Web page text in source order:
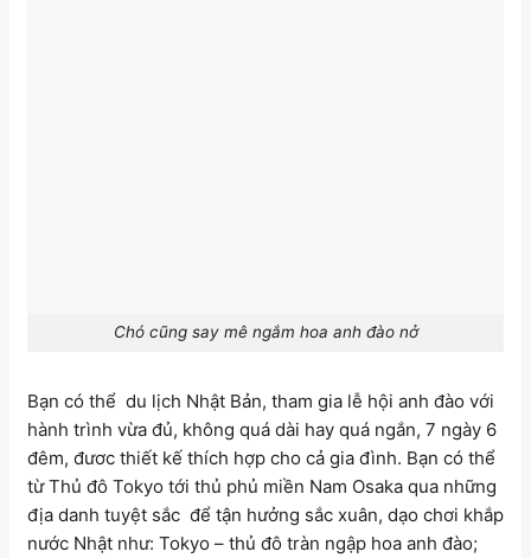
Chó cũng say mê ngắm hoa anh đào nở
Bạn có thể du lịch Nhật Bản, tham gia lễ hội anh đào với
hành trình vừa đủ, không quá dài hay quá ngắn, 7 ngày 6
đêm, đươc thiết kế thích hợp cho cả gia đình. Bạn có thể
từ Thủ đô Tokyo tới thủ phủ miền Nam Osaka qua những
địa danh tuyệt sắc để tận hưởng sắc xuân, dạo chơi khắp
nước Nhật như: Tokyo – thủ đô tràn ngập hoa anh đào;